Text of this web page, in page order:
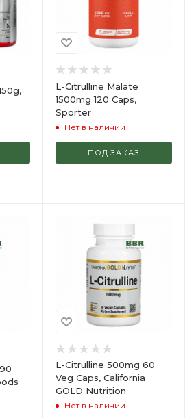
L-Citrulline Malate
1500mg 120 Caps,
Sporter
Нет в наличии
ПОД ЗАКАЗ
L-Citrulline 500mg 60
Veg Caps, California
GOLD Nutrition
Нет в наличии